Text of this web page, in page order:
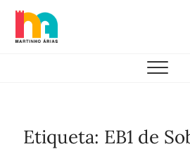
Skip
content
Etiqueta: EB1 de